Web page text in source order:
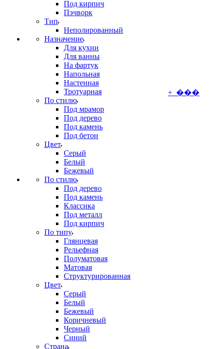
Под кирпич
Пэчворк
Тип
Неполированный
Назначение
Для кухни
Для ванны
На фартук
Напольная
Настенная
Тротуарная
По стилю
Под мрамор
Под дерево
Под камень
Под бетон
Цвет
Серый
Белый
Бежевый
По стилю
Под дерево
Под камень
Классика
Под металл
Под кирпич
По типу
Глянцевая
Рельефная
Полуматовая
Матовая
Структурированная
Цвет
Серый
Белый
Бежевый
Коричневый
Черный
Синий
Страна
+ ���